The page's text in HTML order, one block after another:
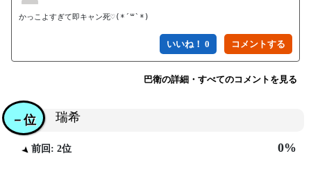
かっこよすぎて即キャン死♡(*´꒳`*)
いいね！ 0
巴衛の詳細・すべてのコメントを見る
瑞希
－位
前回: 2位 0%